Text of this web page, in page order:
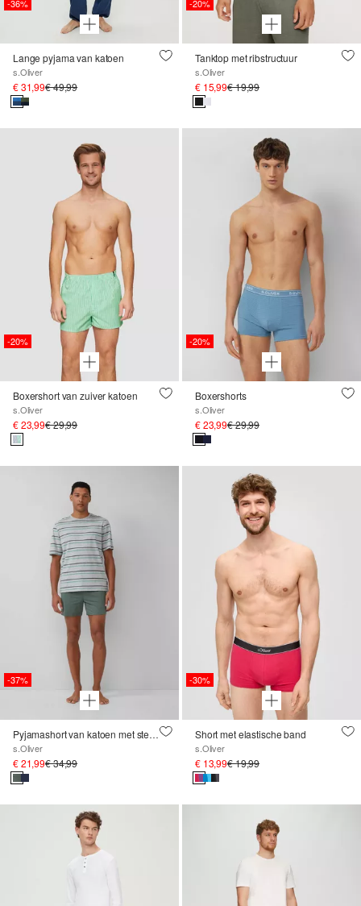
-36%
Lange pyjama van katoen
s.Oliver
€ 31,99€ 49,99
-20%
Tanktop met ribstructuur
s.Oliver
€ 15,99€ 19,99
-20%
Boxershort van zuiver katoen
s.Oliver
€ 23,99€ 29,99
-20%
Boxershorts
s.Oliver
€ 23,99€ 29,99
-37%
Pyjamashort van katoen met steekzakken
s.Oliver
€ 21,99€ 34,99
-30%
Short met elastische band
s.Oliver
€ 13,99€ 19,99